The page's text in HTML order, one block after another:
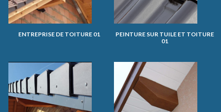
ENTREPRISE DE TOITURE 01
PEINTURE SUR TUILE ET TOITURE
01